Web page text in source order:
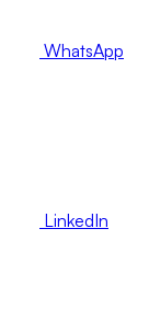
WhatsApp
LinkedIn